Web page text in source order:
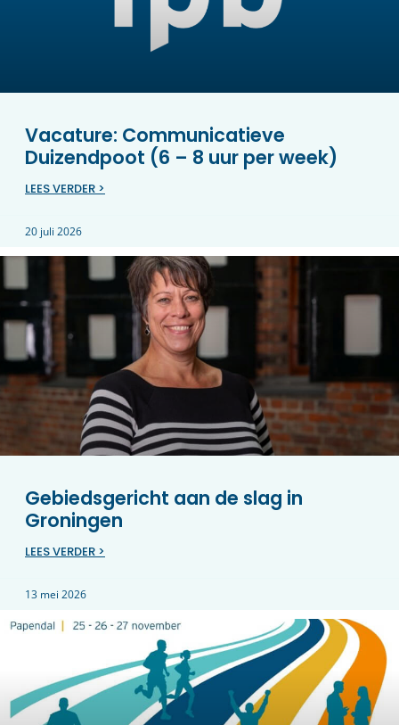
Vacature: Communicatieve
Duizendpoot (6 – 8 uur per week)
LEES VERDER >
20 juli 2026
Gebiedsgericht aan de slag in
Groningen
LEES VERDER >
13 mei 2026